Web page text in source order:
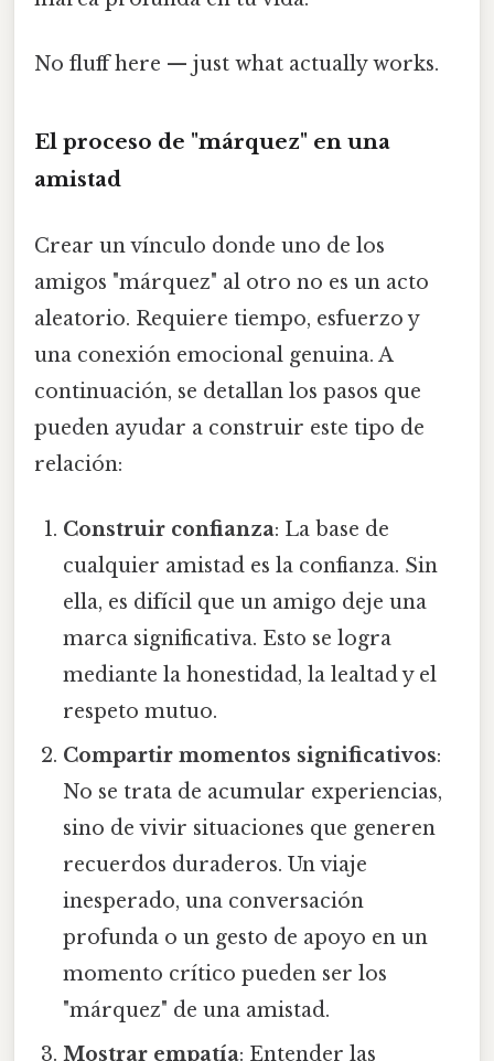
No fluff here — just what actually works.
El proceso de "márquez" en una
amistad
Crear un vínculo donde uno de los
amigos "márquez" al otro no es un acto
aleatorio. Requiere tiempo, esfuerzo y
una conexión emocional genuina. A
continuación, se detallan los pasos que
pueden ayudar a construir este tipo de
relación:
Construir confianza: La base de
cualquier amistad es la confianza. Sin
ella, es difícil que un amigo deje una
marca significativa. Esto se logra
mediante la honestidad, la lealtad y el
respeto mutuo.
Compartir momentos significativos:
No se trata de acumular experiencias,
sino de vivir situaciones que generen
recuerdos duraderos. Un viaje
inesperado, una conversación
profunda o un gesto de apoyo en un
momento crítico pueden ser los
"márquez" de una amistad.
Mostrar empatía: Entender las